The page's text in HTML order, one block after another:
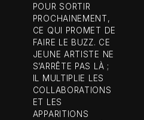
POUR SORTIR
PROCHAINEMENT,
CE QUI PROMET DE
FAIRE LE BUZZ. CE
JEUNE ARTISTE NE
S’ARRÊTE PAS LÀ ;
IL MULTIPLIE LES
COLLABORATIONS
ET LES
APPARITIONS